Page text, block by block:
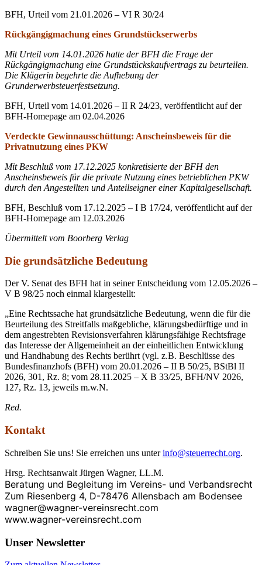
BFH, Urteil vom 21.01.2026 – VI R 30/24
Rückgängigmachung eines Grundstückserwerbs
Mit Urteil vom 14.01.2026 hatte der BFH die Frage der
Rückgängigmachung eine Grundstückskaufvertrags zu beurteilen.
Die Klägerin begehrte die Aufhebung der
Grunderwerbsteuerfestsetzung.
BFH, Urteil vom 14.01.2026 – II R 24/23, veröffentlicht auf der
BFH-Homepage am 02.04.2026
Verdeckte Gewinnausschüttung: Anscheinsbeweis für die
Privatnutzung eines PKW
Mit Beschluß vom 17.12.2025 konkretisierte der BFH den
Anscheinsbeweis für die private Nutzung eines betrieblichen PKW
durch den Angestellten und Anteilseigner einer Kapitalgesellschaft.
BFH, Beschluß vom 17.12.2025 – I B 17/24, veröffentlicht auf der
BFH-Homepage am 12.03.2026
Übermittelt vom Boorberg Verlag
Die grundsätzliche Bedeutung
Der V. Senat des BFH hat in seiner Entscheidung vom 12.05.2026 –
V B 98/25 noch einmal klargestellt:
„Eine Rechtssache hat grundsätzliche Bedeutung, wenn die für die
Beurteilung des Streitfalls maßgebliche, klärungsbedürftige und in
dem angestrebten Revisionsverfahren klärungsfähige Rechtsfrage
das Interesse der Allgemeinheit an der einheitlichen Entwicklung
und Handhabung des Rechts berührt (vgl. z.B. Beschlüsse des
Bundesfinanzhofs (BFH) vom 20.01.2026 – II B 50/25, BStBl II
2026, 301, Rz. 8; vom 28.11.2025 – X B 33/25, BFH/NV 2026,
127, Rz. 13, jeweils m.w.N.
Red.
Kontakt
Schreiben Sie uns! Sie erreichen uns unterinfo@steuerrecht.org.
Hrsg. Rechtsanwalt Jürgen Wagner, LL.M.
Beratung und Begleitung im Vereins- und Verbandsrecht
Zum Riesenberg 4, D-78476 Allensbach am Bodensee
wagner@wagner-vereinsrecht.com
www.wagner-vereinsrecht.com
Unser Newsletter